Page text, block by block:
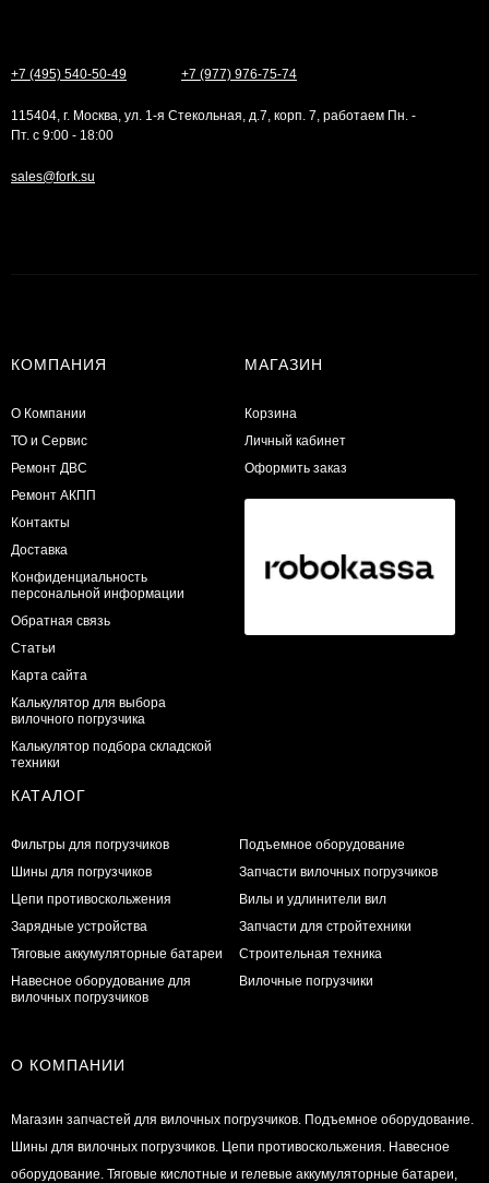
+7 (495) 540-50-49 +7 (977) 976-75-74
115404, г. Москва, ул. 1-я Стекольная, д.7, корп. 7, работаем Пн. -
Пт. с 9:00 - 18:00
sales@fork.su
КОМПАНИЯ
О Компании
ТО и Сервис
​Ремонт ДВС
Ремонт АКПП
Контакты
Доставка
Конфиденциальность
персональной информации
Обратная связь
Статьи
Карта сайта
Калькулятор для выбора
вилочного погрузчика
Калькулятор подбора складской
техники
МАГАЗИН
Корзина
Личный кабинет
Оформить заказ
КАТАЛОГ
Фильтры для погрузчиков
Шины для погрузчиков
Цепи противоскольжения
Зарядные устройства
Тяговые аккумуляторные батареи
Навесное оборудование для
вилочных погрузчиков
Подъемное оборудование
Запчасти вилочных погрузчиков
Вилы и удлинители вил
Запчасти для стройтехники
Строительная техника
Вилочные погрузчики
О КОМПАНИИ
Магазин запчастей для вилочных погрузчиков. Подъемное оборудование.
Шины для вилочных погрузчиков. Цепи противоскольжения. Навесное
оборудование. Тяговые кислотные и гелевые аккумуляторные батареи,